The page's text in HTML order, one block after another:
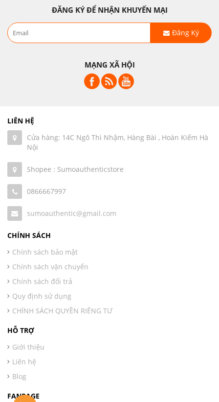
ĐĂNG KÝ ĐỂ NHẬN KHUYẾN MẠI
Đăng Ký
MẠNG XÃ HỘI
LIÊN HỆ
Cửa hàng: 14C Ngô Thì Nhậm, Hàng Bài , Hoàn Kiếm Hà
Nội
Shopee : Sumoauthenticstore
0866667997
sumoauthentic@gmail.com
CHÍNH SÁCH
Chính sách bảo mật
Chính sách vận chuyển
Chính sách đổi trả
Quy định sử dụng
CHÍNH SÁCH QUYỀN RIÊNG TƯ
HỖ TRỢ
Giới thiệu
Liên hệ
Blog
FANPAGE